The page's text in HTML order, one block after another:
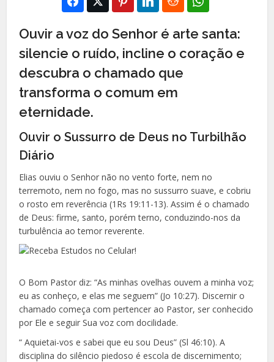
Ouvir a voz do Senhor é arte santa:
silencie o ruído, incline o coração e
descubra o chamado que
transforma o comum em
eternidade.
Ouvir o Sussurro de Deus no Turbilhão
Diário
Elias ouviu o Senhor não no vento forte, nem no
terremoto, nem no fogo, mas no sussurro suave, e cobriu
o rosto em reverência (1Rs 19:11-13). Assim é o chamado
de Deus: firme, santo, porém terno, conduzindo-nos da
turbulência ao temor reverente.
O Bom Pastor diz: “As minhas ovelhas ouvem a minha voz;
eu as conheço, e elas me seguem” (Jo 10:27). Discernir o
chamado começa com pertencer ao Pastor, ser conhecido
por Ele e seguir Sua voz com docilidade.
“ Aquietai-vos e sabei que eu sou Deus” (Sl 46:10). A
disciplina do silêncio piedoso é escola de discernimento;